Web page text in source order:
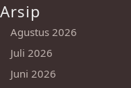
Arsip
Agustus 2026
Juli 2026
Juni 2026